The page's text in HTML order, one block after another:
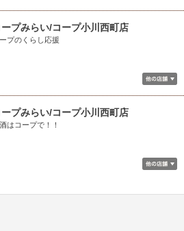
ープみらい/コープ小川西町店
プのくらし応援
ープみらい/コープ小川西町店
はコープで！！